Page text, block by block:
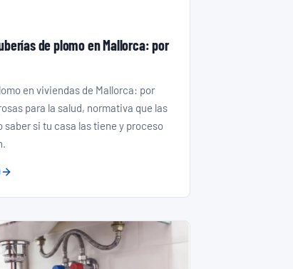
de plomo en Mallorca: por
en viviendas de Mallorca: por
para la salud, normativa que las
saber si tu casa las tiene y proceso